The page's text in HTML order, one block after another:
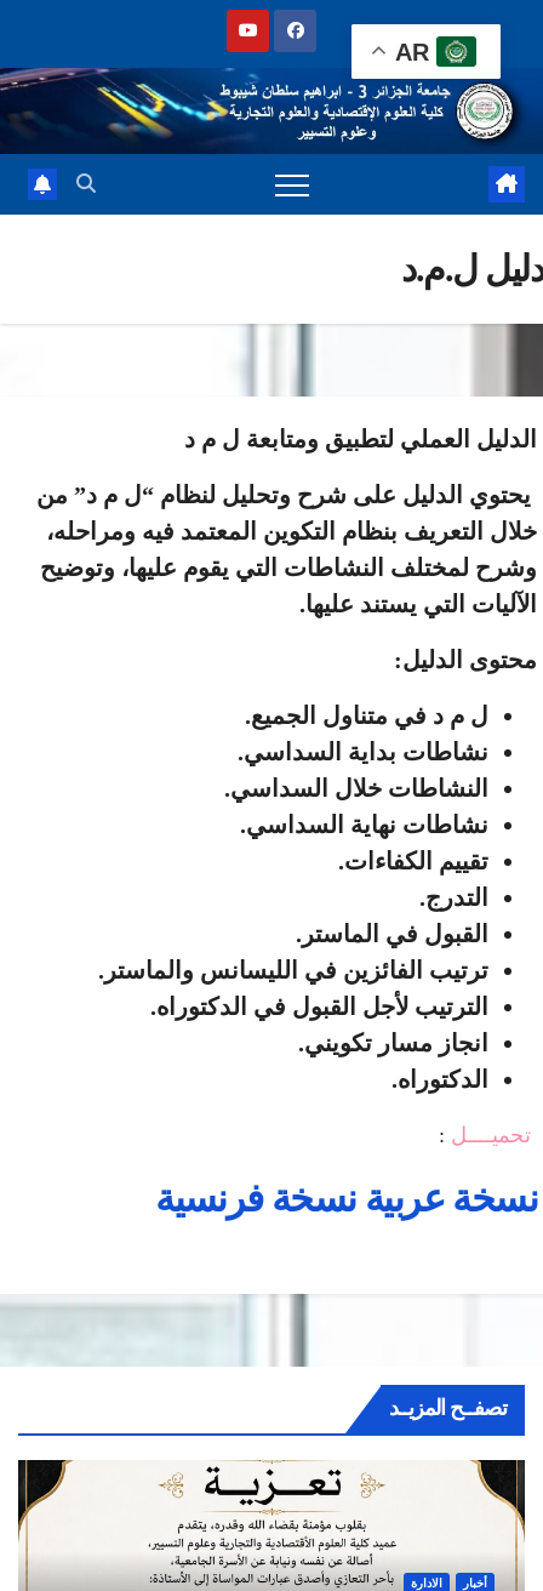
ل.م.د
العملي لتطبيق ومتابعة ل م د
الدليل على شرح وتحليل لنظام “ل م د” من
التعريف بنظام التكوين المعتمد فيه ومراحله،
لمختلف النشاطات التي يقوم عليها، وتوضيح
التي يستند عليها.
الدليل:
ل م د في متناول الجميع.
نشاطات بدایة السداسي.
النشاطات خلال السداسي.
نشاطات نهایة السداسي.
تقييم الكفاءات.
التدرج.
القبول في الماستر.
ترتيب الفائزین في الليسانس والماستر.
الترتيب لأجل القبول في الدكتوراه.
انجاز مسار تكویني.
الدكتوراه.
:
عربيةنسخة فرنسية
تصفــح المزيــد
أخبار الادارة
AR